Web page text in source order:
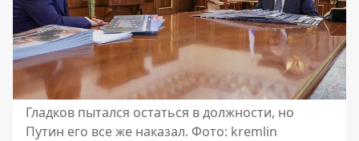
Гладков пытался остаться в должности, но
Путин его все же наказал. Фото: kremlin